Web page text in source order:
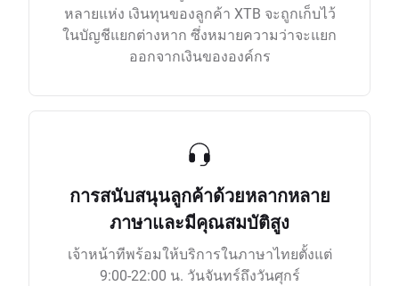
หลายแห่ง เงินทุนของลูกค้า XTB จะถูกเก็บไว้
ในบัญชีแยกต่างหาก ซึ่งหมายความว่าจะแยก
ออกจากเงินขององค์กร
การสนับสนุนลูกค้าด้วยหลากหลาย
ภาษาและมีคุณสมบัติสูง
เจ้าหน้าทีพร้อมให้บริการในภาษาไทยตั้งแต่
9:00-22:00 น. วันจันทร์ถึงวันศุกร์